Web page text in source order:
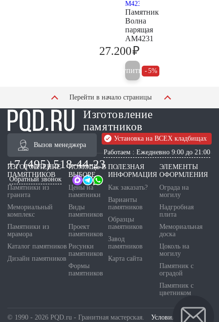
Памятник
Волна
парящая
AM4231
27.200₽
Купить 5%
Перейти в начало страницы
Изготовление
памятников
Вызов менеджера
Установка на ВСЕХ кладбищах
Работаем : Ежедневно 9:00 до 21:00
+7 (495) 518-44-23
Обратный звонок
ИЗГОТОВЛЕНИЕ
ПАМЯТНИКОВ
Памятники из
гранита
Мемориальный
комплекс
Памятники из
мрамора
Каталог памятников
Дизайн памятников
ПОМОЩЬ В
ВЫБОРЕ
Цены на
памятники
Виды
памятников
Проект
памятников
Рисунки
памятников
Формы
памятников
ПОЛЕЗНАЯ
ИНФОРМАЦИЯ
Как заказать?
Варианты
памятников
Образцы
памятников
Завод
памятников
Карта сайта
ЭЛЕМЕНТЫ
ОФОРМЛЕНИЯ
Ограда на
могилу
Надгробная
плита
Мемориальная
доска
Цоколь на
могилу
Памятник с
оградой
Памятник с
цветником
© 1990 - 2026 PQD.ru - Гранитная мастерская. Условия